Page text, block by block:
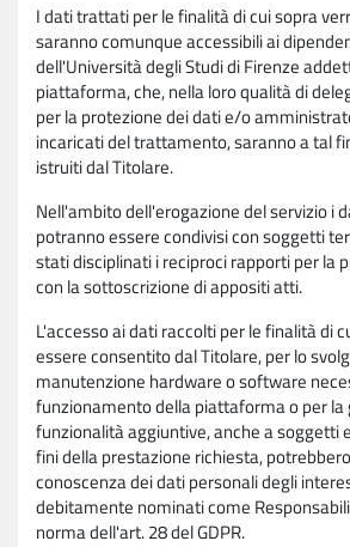
I dati trattati per le finalità di cui sopra
saranno comunque accessibili ai
dell'Università degli Studi di Firenze
piattaforma, che, nella loro qualità di
per la protezione dei dati e/o
incaricati del trattamento, saranno a tal
istruiti dal Titolare.
Nell'ambito dell'erogazione del servizio i
potranno essere condivisi con soggetti
stati disciplinati i reciproci rapporti per la
con la sottoscrizione di appositi atti.
L'accesso ai dati raccolti per le finalità di
essere consentito dal Titolare, per lo
manutenzione hardware o software
funzionamento della piattaforma o per la
funzionalità aggiuntive, anche a soggetti
fini della prestazione richiesta,
conoscenza dei dati personali degli
debitamente nominati come
norma dell'art. 28 del GDPR.